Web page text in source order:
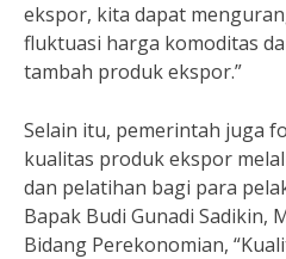
ekspor, kita dapat
fluktuasi harga komoditas
tambah produk ekspor.”
Selain itu, pemerintah juga
kualitas produk ekspor
dan pelatihan bagi para
Bapak Budi Gunadi Sadikin,
Bidang Perekonomian,